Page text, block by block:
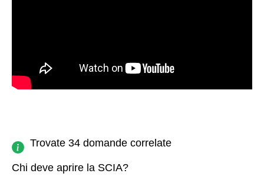
Trovate 34 domande correlate
Chi deve aprire la SCIA?